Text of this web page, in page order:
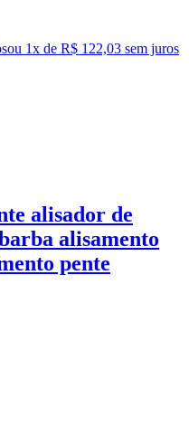
ou 1x de R$ 122,03 sem juros
alisador de
alisamento
pente